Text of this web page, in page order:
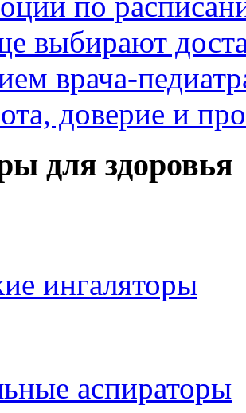
выбирают
врача-
доверие и
для здоровья
ингаляторы
аспираторы